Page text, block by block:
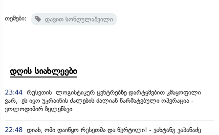
თემები: დავით სონღულაშვილი
დღის სიახლეები
23:44 რუსეთის ლოგისტიკურ ცენტრებზე დარტყმებით კმაყოფილი
ვარ, ეს იყო უკრაინის ძალების ძალიან წარმატებული ოპერაცია -
ვოლოდიმირ ზელენსკი
22:48 დიახ, ომი დაიწყო რუსეთმა და წერტილი! - ვახტანგ კაპანაძე